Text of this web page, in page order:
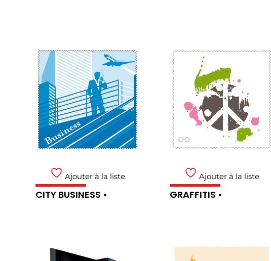
Ajouter à la liste
CITY BUSINESS •
Ajouter à la liste
GRAFFITIS •